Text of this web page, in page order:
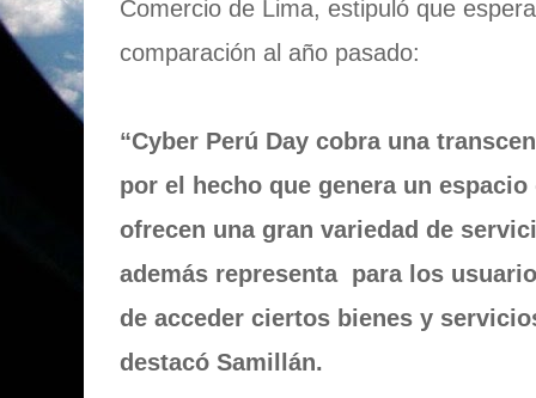
Comercio de Lima, estipuló que
comparación al año pasado:
“Cyber Perú Day cobra una
por el hecho que genera un
ofrecen una gran variedad de
además representa para los
de acceder ciertos bienes y
destacó Samillán.